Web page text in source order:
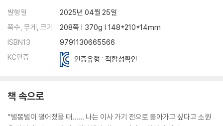
발행일
2025년 04월 25일
쪽수, 무게, 크기
208쪽 | 370g | 148*210*14mm
ISBN13
9791130665566
KC인증
인증유형 : 적합성확인
책 속으로
“별똥별이 떨어졌을 때…… 나는 이사 가기 전으로 돌아가고 싶다고 소원